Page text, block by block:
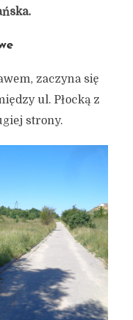
zaczyna się
ul. Płocką z
strony.